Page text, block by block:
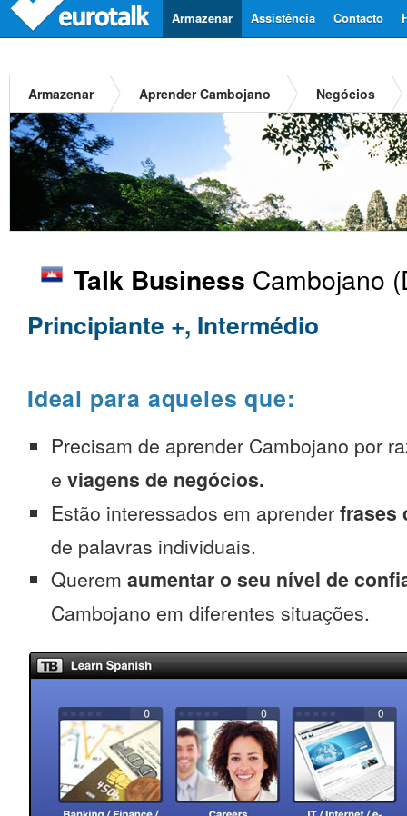
Contacto
Assistência
Armazenar
Armazenar Aprender Cambojano Negócios
Talk Business Cambojano
Principiante +, Intermédio
Ideal para aqueles que:
Precisam de aprender Cambojano por
e viagens de negócios.
Estão interessados em aprender frases
de palavras individuais.
Querem aumentar o seu nível de
Cambojano em diferentes situações.